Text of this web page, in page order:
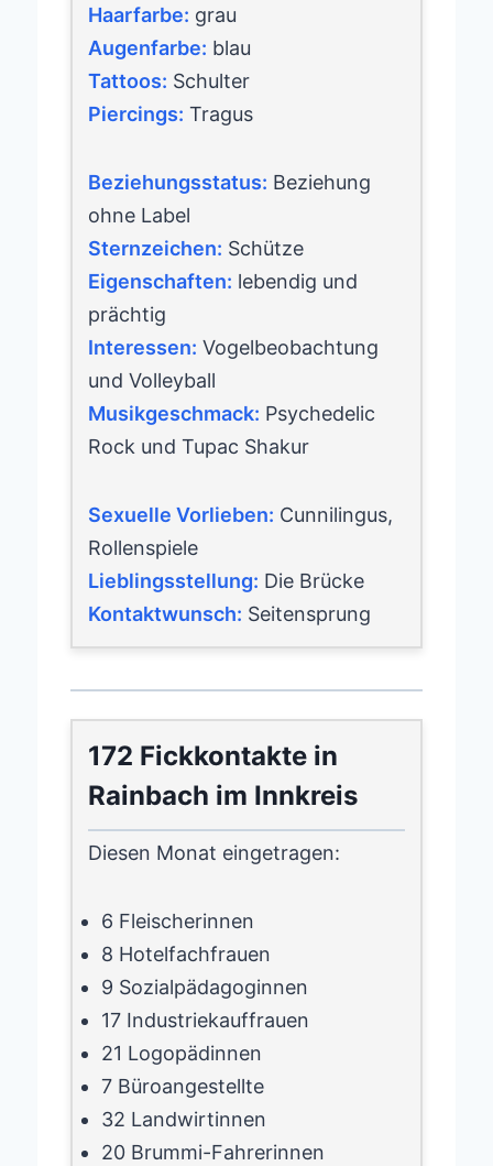
Haarfarbe: grau
Augenfarbe: blau
Tattoos: Schulter
Piercings: Tragus
Beziehungsstatus: Beziehung
ohne Label
Sternzeichen: Schütze
Eigenschaften: lebendig und
prächtig
Interessen: Vogelbeobachtung
und Volleyball
Musikgeschmack: Psychedelic
Rock und Tupac Shakur
Sexuelle Vorlieben: Cunnilingus,
Rollenspiele
Lieblingsstellung: Die Brücke
Kontaktwunsch: Seitensprung
172 Fickkontakte in
Rainbach im Innkreis
Diesen Monat eingetragen:
6 Fleischerinnen
8 Hotelfachfrauen
9 Sozialpädagoginnen
17 Industriekauffrauen
21 Logopädinnen
7 Büroangestellte
32 Landwirtinnen
20 Brummi-Fahrerinnen